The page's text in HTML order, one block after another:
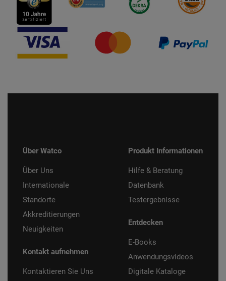
Über Watco
Über Uns
Internationale
Standorte
Akkreditierungen
Neuigkeiten
Kontakt aufnehmen
Kontaktieren Sie Uns
Produkt Informationen
Hilfe & Beratung
Datenbank
Testergebnisse
Entdecken
E-Books
Anwendungsvideos
Digitale Kataloge